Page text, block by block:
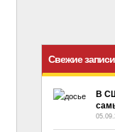
Свежие записи
В